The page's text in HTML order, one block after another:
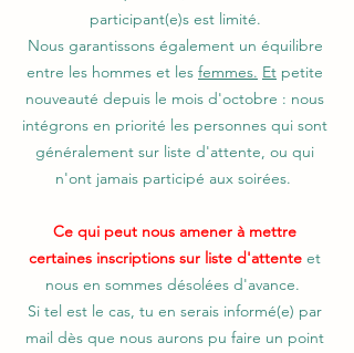
participant(e)s est limité.
Nous garantissons également un équilibre
entre les hommes et les femmes. Et petite
nouveauté depuis le mois d'octobre : nous
intégrons en priorité les personnes qui sont
généralement sur liste d'attente, ou qui
n'ont jamais participé aux soirées.
Ce qui peut nous amener à mettre
certaines inscriptions sur liste d'attente et
nous en sommes désolées d'avance.
Si tel est le cas, tu en serais informé(e) par
mail dès que nous aurons pu faire un point